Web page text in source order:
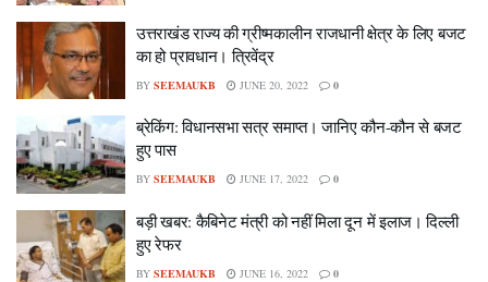
उत्तराखंड राज्य की ग्रीष्मकालीन राजधानी क्षेत्र के लिए बजट
का हो प्रावधान। त्रिवेंद्र
BY SEEMAUKB JUNE 20, 2022 0
ब्रेकिंग: विधानसभा सत्र समाप्त। जानिए कौन-कौन से बजट
हुए पास
BY SEEMAUKB JUNE 17, 2022 0
बड़ी खबर: कैबिनेट मंत्री को नहीं मिला दून में इलाज। दिल्ली
हुए रेफर
BY SEEMAUKB JUNE 16, 2022 0